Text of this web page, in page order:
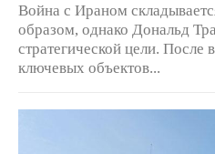
Война с Ираном
образом, однако Дональд
стратегической цели. После
ключевых объектов...